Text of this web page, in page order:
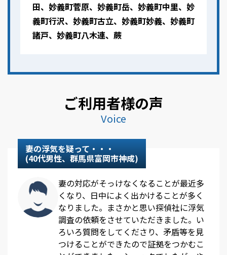
田、妙義町菅原、妙義町岳、妙義町中里、妙
義町行沢、妙義町古立、妙義町妙義、妙義町
諸戸、妙義町八木連、蕨
ご利用者様の声
Voice
妻の浮気を疑って・・・
(40代男性、群馬県富岡市神成)
妻の対応がそっけなくなることが最近多
くなり、日中によく出かけることが多く
なりました。まさかと思い探偵社に浮気
調査の依頼をさせていただきました。い
ろいろ質問をしてくださり、矛盾等を見
つけることができたので証拠をつかむこ